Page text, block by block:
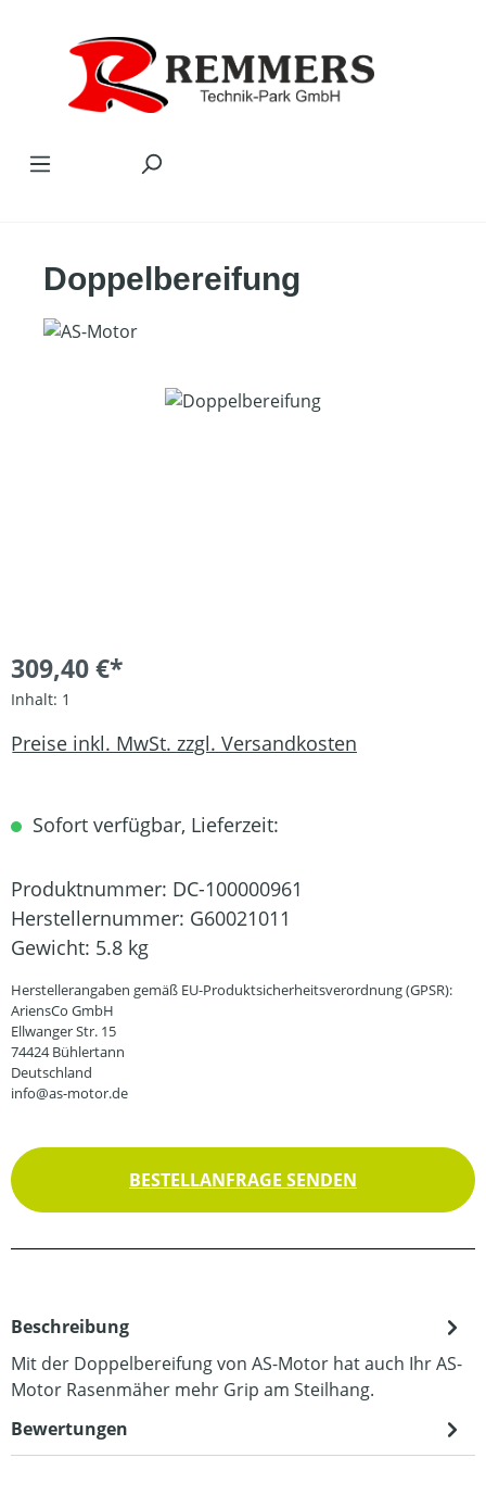
Doppelbereifung
Bildergalerie überspringen
309,40 €*
Inhalt: 1
Preise inkl. MwSt. zzgl. Versandkosten
Sofort verfügbar, Lieferzeit:
Produktnummer: DC-100000961
Herstellernummer: G60021011
Gewicht: 5.8 kg
Herstellerangaben gemäß EU-Produktsicherheitsverordnung (GPSR):
AriensCo GmbH
Ellwanger Str. 15
74424 Bühlertann
Deutschland
info@as-motor.de
BESTELLANFRAGE SENDEN
Beschreibung
Mit der Doppelbereifung von AS-Motor hat auch Ihr AS-
Motor Rasenmäher mehr Grip am Steilhang.
Bewertungen